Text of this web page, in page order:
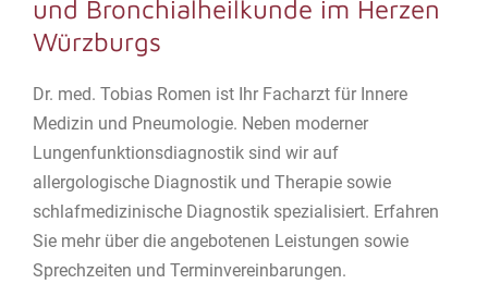
und Bronchialheilkunde im Herzen
Würzburgs
Dr. med. Tobias Romen ist Ihr Facharzt für Innere
Medizin und Pneumologie. Neben moderner
Lungenfunktionsdiagnostik sind wir auf
allergologische Diagnostik und Therapie sowie
schlafmedizinische Diagnostik spezialisiert. Erfahren
Sie mehr über die angebotenen Leistungen sowie
Sprechzeiten und Terminvereinbarungen.